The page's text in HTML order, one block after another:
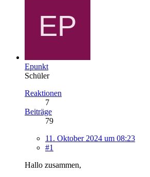
Epunkt
Schüler
Reaktionen
7
Beiträge
79
11. Oktober 2024 um 08:23
#1
Hallo zusammen,